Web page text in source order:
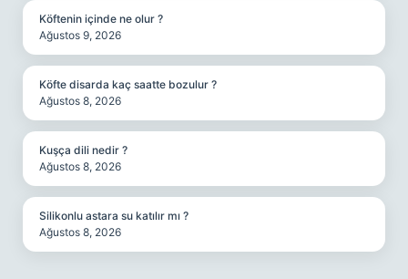
Köftenin içinde ne olur ?
Ağustos 9, 2026
Köfte disarda kaç saatte bozulur ?
Ağustos 8, 2026
Kuşça dili nedir ?
Ağustos 8, 2026
Silikonlu astara su katılır mı ?
Ağustos 8, 2026